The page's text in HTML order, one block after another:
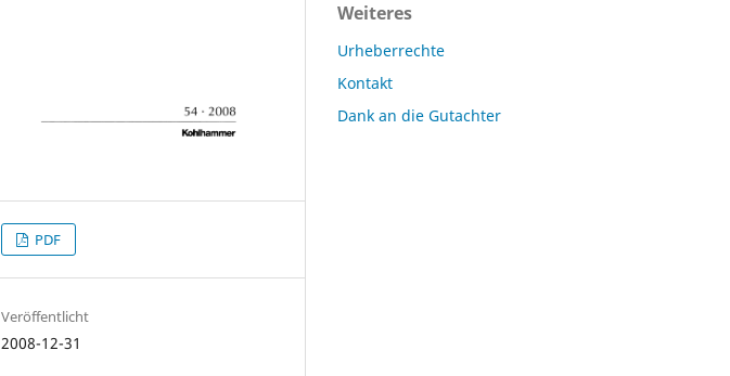
PDF
Veröffentlicht
2008-12-31
Weiteres
Urheberrechte
Kontakt
Dank an die Gutachter